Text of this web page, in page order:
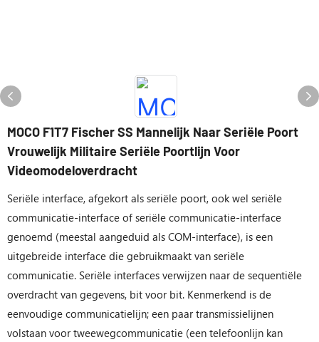
MOCO F1T7 Fischer SS Mannelijk Naar Seriële Poort
Vrouwelijk Militaire Seriële Poortlijn Voor
Videomodeloverdracht
Seriële interface, afgekort als seriële poort, ook wel seriële
communicatie-interface of seriële communicatie-interface
genoemd (meestal aangeduid als COM-interface), is een
uitgebreide interface die gebruikmaakt van seriële
communicatie. Seriële interfaces verwijzen naar de sequentiële
overdracht van gegevens, bit voor bit. Kenmerkend is de
eenvoudige communicatielijn; een paar transmissielijnen
volstaan ​​voor tweewegcommunicatie (een telefoonlijn kan